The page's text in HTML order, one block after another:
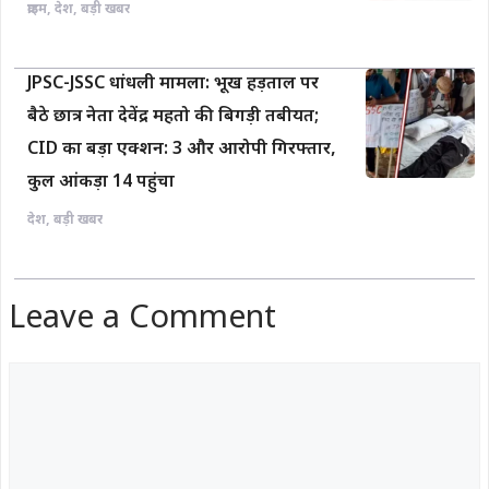
क्राइम, देश, बड़ी खबर
JPSC-JSSC धांधली मामला: भूख हड़ताल पर
बैठे छात्र नेता देवेंद्र महतो की बिगड़ी तबीयत;
CID का बड़ा एक्शन: 3 और आरोपी गिरफ्तार,
कुल आंकड़ा 14 पहुंचा
देश, बड़ी खबर
Leave a Comment